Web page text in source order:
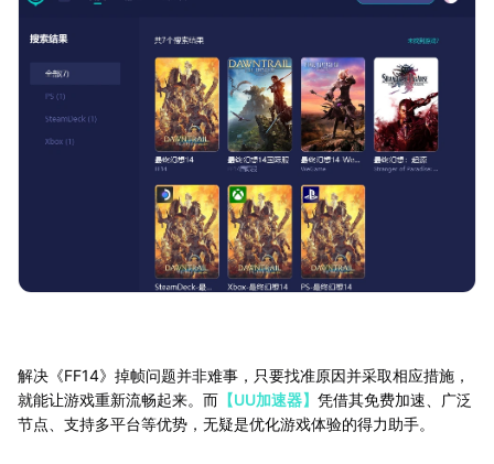
解决《FF14》掉帧问题并非难事，只要找准原因并采取相应措施，
就能让游戏重新流畅起来。而 【UU加速器】 凭借其免费加速、广泛
节点、支持多平台等优势，无疑是优化游戏体验的得力助手。